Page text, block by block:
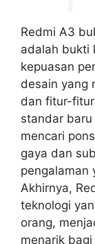
Redmi A3
adalah bukti
kepuasan
desain yang
dan fitur-
standar baru
mencari
gaya dan
pengalaman
Akhirnya,
teknologi
orang,
menarik